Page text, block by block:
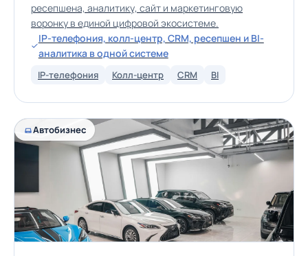
ресепшена, аналитику, сайт и маркетинговую
воронку в единой цифровой экосистеме.
IP-телефония, колл-центр, CRM, ресепшен и BI-
аналитика в одной системе
IP-телефония Колл-центр CRM BI
Автобизнес